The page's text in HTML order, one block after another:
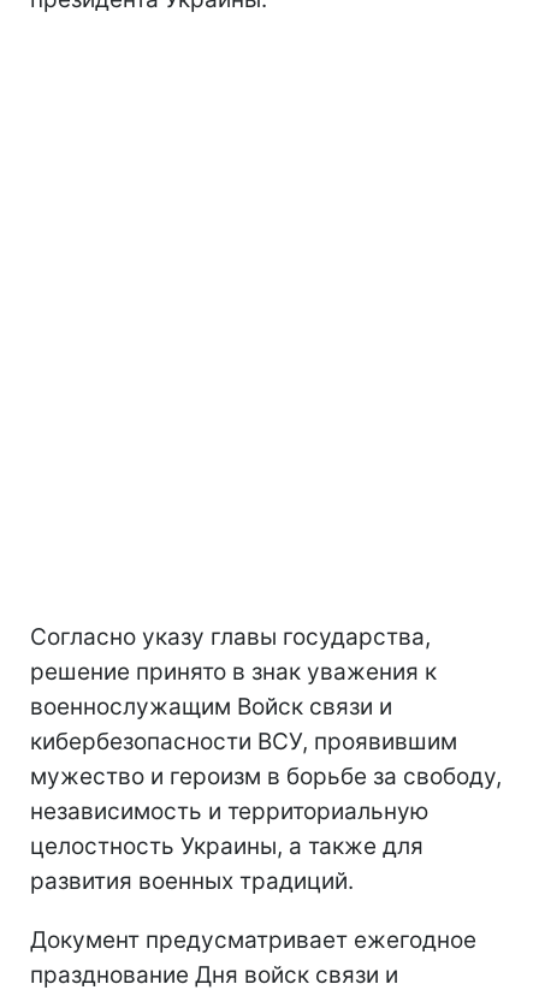
Согласно указу главы государства,
решение принято в знак уважения к
военнослужащим Войск связи и
кибербезопасности ВСУ, проявившим
мужество и героизм в борьбе за свободу,
независимость и территориальную
целостность Украины, а также для
развития военных традиций.
Документ предусматривает ежегодное
празднование Дня войск связи и